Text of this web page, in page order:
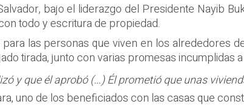
bajo el liderazgo del Presidente Nayib
todo y escritura de propiedad.
las personas que viven en los alrededores
tirada, junto con varias promesas incumplidas
y que él aprobó (…) Él prometió que unas
uno de los beneficiados con las casas que